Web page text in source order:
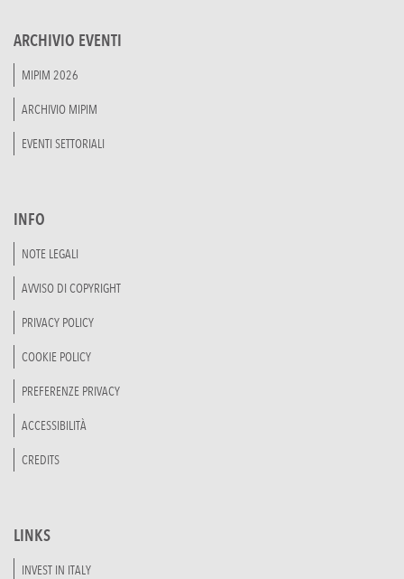
ARCHIVIO EVENTI
MIPIM 2026
ARCHIVIO MIPIM
EVENTI SETTORIALI
INFO
NOTE LEGALI
AVVISO DI COPYRIGHT
PRIVACY POLICY
COOKIE POLICY
PREFERENZE PRIVACY
ACCESSIBILITÀ
CREDITS
LINKS
INVEST IN ITALY